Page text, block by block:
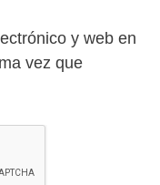
y web en
vez que